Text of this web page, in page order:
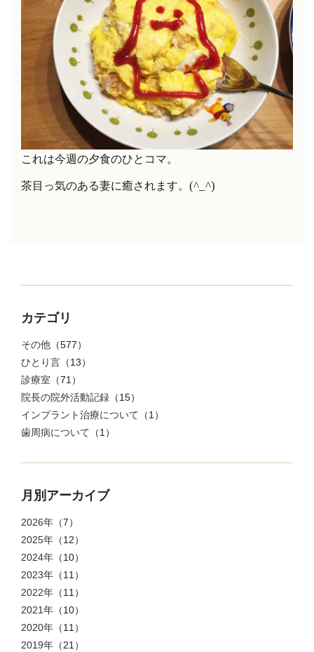
これは今週の夕食のひとコマ。
茶目っ気のある妻に癒されます。 (^_^)
カテゴリ
その他 （577）
ひとり言 （13）
診療室 （71）
院長の院外活動記録 （15）
インプラント治療について （1）
歯周病について （1）
月別アーカイブ
2026年 （7）
2025年 （12）
2024年 （10）
2023年 （11）
2022年 （11）
2021年 （10）
2020年 （11）
2019年 （21）